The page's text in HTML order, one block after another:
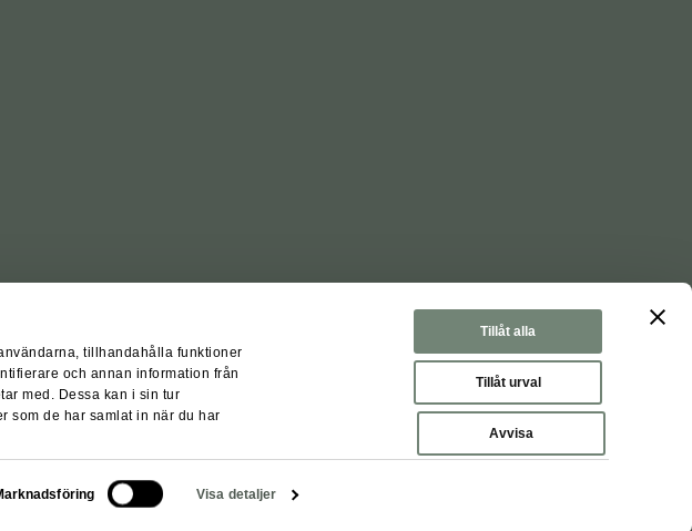
tillhandahålla funktioner
och annan information från
med. Dessa kan i sin tur
som de har samlat in när du har
Visa detaljer
Tillåt alla
Tillåt urval
Avvisa
Cookiepolicy Cookiesinställningar